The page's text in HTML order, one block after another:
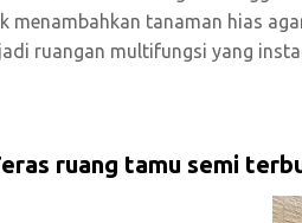
menambahkan tanaman hias
ruangan multifungsi yang
ruang tamu semi